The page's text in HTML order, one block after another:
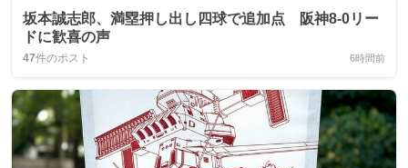
坂本誠志郎、満塁押し出し四球で追加点 阪神8-0リー
ドに歓喜の声
47件のポスト 6時間前